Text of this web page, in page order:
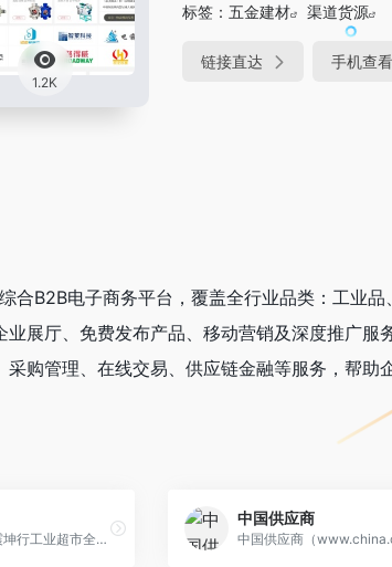
1.2K
标签： 五金建材 渠道货源
链接直达 手机查看
合B2B电子商务平台，覆盖全行业品类：工业
业展厅、免费发布产品、移动营销及深度推广服
采购管理、在线交易、供应链金融等服务，帮助
工邦邦为震坤行工业超市全资子公司，专注服务于工业用品经销商的电商平台，工邦邦拥有26条产线、超过5000家的国内外知名合作伙伴
中国供应商